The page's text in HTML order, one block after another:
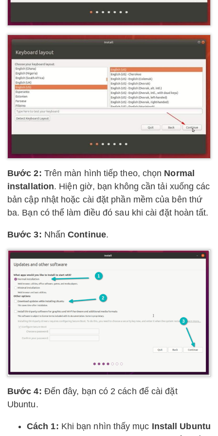
Bước 2: Trên màn hình tiếp theo, chọn Normal
installation. Hiện giờ, bạn không cần tải xuống các
bản cập nhật hoặc cài đặt phần mềm của bên thứ
ba. Bạn có thể làm điều đó sau khi cài đặt hoàn tất.
Bước 3: NhấnContinue.
Bước 4: Đến đây, bạn có 2 cách để cài đặt
Ubuntu.
Cách 1: Khi bạn nhìn thấy mục Install Ubuntu